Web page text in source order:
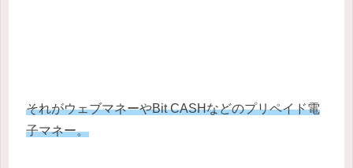
それがウェブマネーやBit CASHなどのプリペイド電
子マネー。